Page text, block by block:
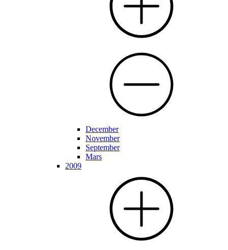
December
November
September
Mars
2009